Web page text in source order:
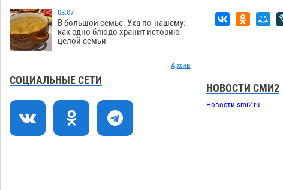
10:02
На Всероссийской Спартакиаде
астраханские гандболисты уступили
казанским «драконам»
Краснодарской в Астрахани
08:47
Астраханский суд оценил четыре удара
по голове полицейского в сто тысяч
рублей
03.07
В большой семье. Уха по-нашему:
как одно блюдо хранит историю
целой семьи
Архив
СОЦИАЛЬНЫЕ СЕТИ
НОВОСТИ СМИ2
Новости smi2.ru